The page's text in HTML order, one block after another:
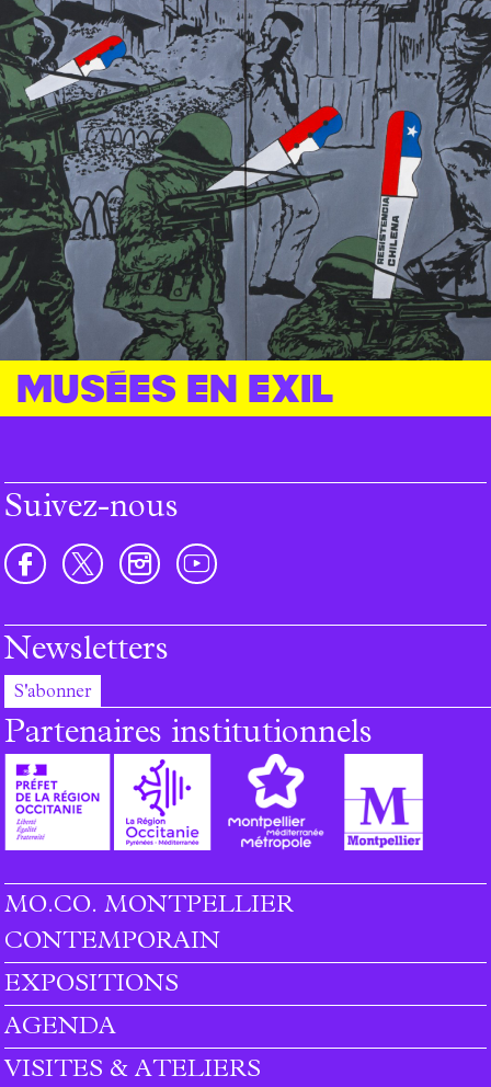
Musées en exil
Suivez-nous
Newsletters
S'abonner
Partenaires institutionnels
Footer menu
MO.CO. MONTPELLIER
CONTEMPORAIN
EXPOSITIONS
AGENDA
VISITES & ATELIERS